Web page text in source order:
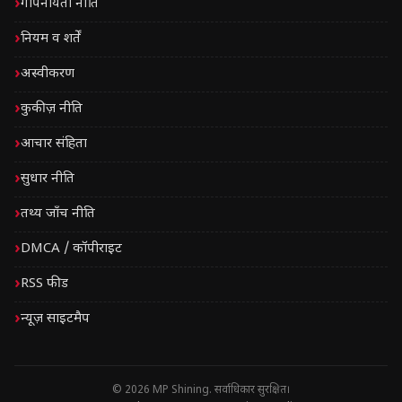
गोपनीयता नीति
नियम व शर्तें
अस्वीकरण
कुकीज़ नीति
आचार संहिता
सुधार नीति
तथ्य जाँच नीति
DMCA / कॉपीराइट
RSS फीड
न्यूज़ साइटमैप
© 2026 MP Shining. सर्वाधिकार सुरक्षित।